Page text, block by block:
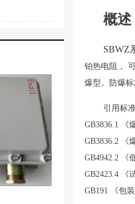
概述
SBWZ
铂热电阻， 可
爆型。防爆标
引用标
GB3836.1
《
GB3836.2
《
GB4942.2
《
GB2423.4
《
GB191
《包